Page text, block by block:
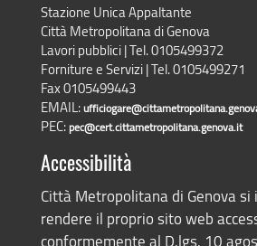
Stazione Unica Appaltante
Città Metropolitana di Genova
Lavori pubblici | Tel. 0105499372
Forniture e Servizi | Tel. 0105499271
Fax 0105499443
EMAIL:
PEC:pec@cert.cittametropolitana.genova.it
Accessibilità
Città Metropolitana di Genova si
rendere il proprio sito web
conformemente al D.lgs. 10